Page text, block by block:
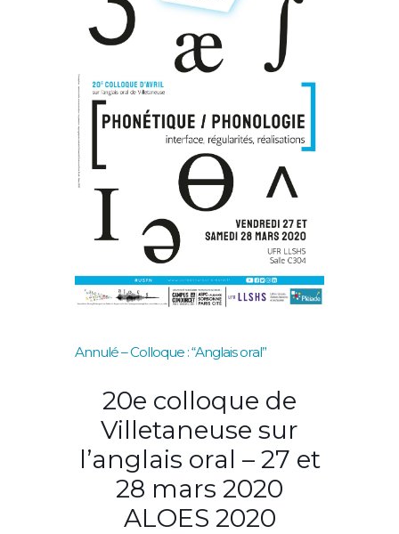
Annulé – Colloque : “Anglais oral”
20e colloque de
Villetaneuse sur
l’anglais oral – 27 et
28 mars 2020
ALOES 2020